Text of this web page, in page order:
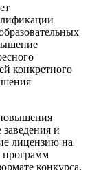
конкретного
и
лицензию на
программ
конкурса.